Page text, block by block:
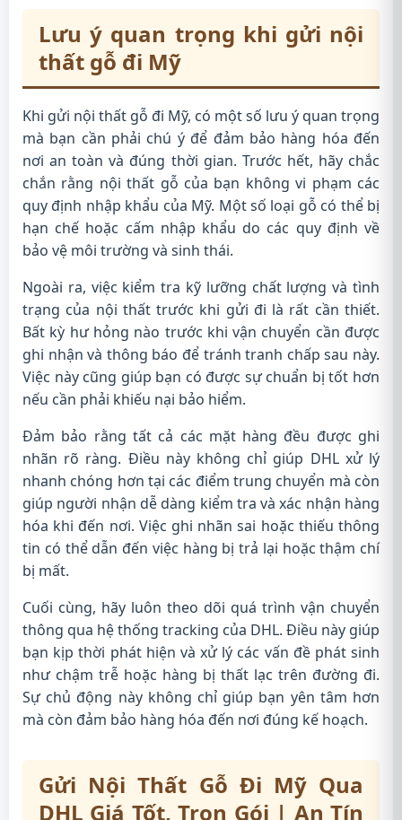
Lưu ý quan trọng khi gửi nội
thất gỗ đi Mỹ
Khi gửi nội thất gỗ đi Mỹ, có một số lưu ý quan trọng
mà bạn cần phải chú ý để đảm bảo hàng hóa đến
nơi an toàn và đúng thời gian. Trước hết, hãy chắc
chắn rằng nội thất gỗ của bạn không vi phạm các
quy định nhập khẩu của Mỹ. Một số loại gỗ có thể bị
hạn chế hoặc cấm nhập khẩu do các quy định về
bảo vệ môi trường và sinh thái.
Ngoài ra, việc kiểm tra kỹ lưỡng chất lượng và tình
trạng của nội thất trước khi gửi đi là rất cần thiết.
Bất kỳ hư hỏng nào trước khi vận chuyển cần được
ghi nhận và thông báo để tránh tranh chấp sau này.
Việc này cũng giúp bạn có được sự chuẩn bị tốt hơn
nếu cần phải khiếu nại bảo hiểm.
Đảm bảo rằng tất cả các mặt hàng đều được ghi
nhãn rõ ràng. Điều này không chỉ giúp DHL xử lý
nhanh chóng hơn tại các điểm trung chuyển mà còn
giúp người nhận dễ dàng kiểm tra và xác nhận hàng
hóa khi đến nơi. Việc ghi nhãn sai hoặc thiếu thông
tin có thể dẫn đến việc hàng bị trả lại hoặc thậm chí
bị mất.
Cuối cùng, hãy luôn theo dõi quá trình vận chuyển
thông qua hệ thống tracking của DHL. Điều này giúp
bạn kịp thời phát hiện và xử lý các vấn đề phát sinh
như chậm trễ hoặc hàng bị thất lạc trên đường đi.
Sự chủ động này không chỉ giúp bạn yên tâm hơn
mà còn đảm bảo hàng hóa đến nơi đúng kế hoạch.
Gửi Nội Thất Gỗ Đi Mỹ Qua
DHL Giá Tốt, Trọn Gói | An Tín